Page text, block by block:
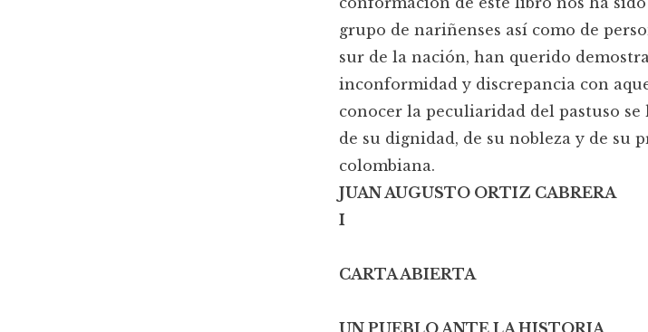
grupo de nariñenses así como de
sur de la nación, han querido
inconformidad y discrepancia con
conocer la peculiaridad del pastuso
de su dignidad, de su nobleza y de su
colombiana.
JUAN AUGUSTO ORTIZ CABRERA
I
CARTA ABIERTA
UN PUEBLO ANTE LA HISTORIA